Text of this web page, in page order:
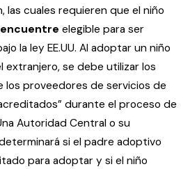
las cuales requieren que el niño
encuentre elegible para ser
la ley EE.UU. Al adoptar un niño
extranjero, se debe utilizar los
los proveedores de servicios de
durante el proceso de
Autoridad Central o su
si el padre adoptivo
para adoptar y si el niño